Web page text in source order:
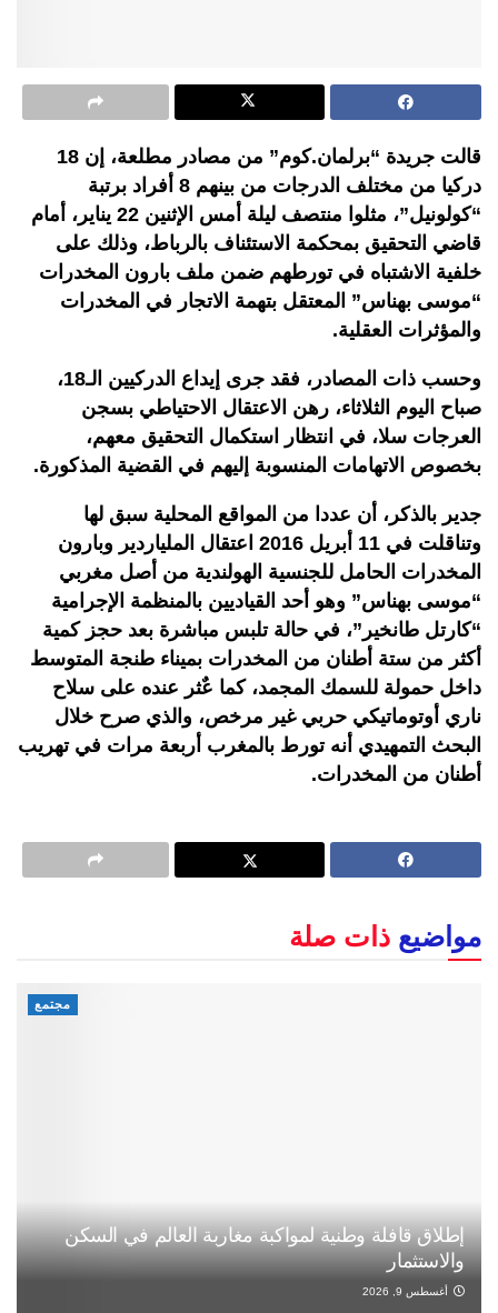
قالت جريدة “برلمان.كوم” من مصادر مطلعة، إن 18
دركيا من مختلف الدرجات من بينهم 8 أفراد برتبة
“كولونيل”، مثلوا منتصف ليلة أمس الإثنين 22 يناير، أمام
قاضي التحقيق بمحكمة الاستئناف بالرباط، وذلك على
خلفية الاشتباه في تورطهم ضمن ملف بارون المخدرات
“موسى بهناس” المعتقل بتهمة الاتجار في المخدرات
والمؤثرات العقلية.
وحسب ذات المصادر، فقد جرى إيداع الدركيين الـ18،
صباح اليوم الثلاثاء، رهن الاعتقال الاحتياطي بسجن
العرجات سلا، في انتظار استكمال التحقيق معهم،
بخصوص الاتهامات المنسوبة إليهم في القضية المذكورة.
جدير بالذكر، أن عددا من المواقع المحلية سبق لها
وتناقلت في 11 أبريل 2016 اعتقال الملياردير وبارون
المخدرات الحامل للجنسية الهولندية من أصل مغربي
“موسى بهناس” وهو أحد القياديين بالمنظمة الإجرامية
“كارتل طانخير”، في حالة تلبس مباشرة بعد حجز كمية
أكثر من ستة أطنان من المخدرات بميناء طنجة المتوسط
داخل حمولة للسمك المجمد، كما عٌثر عنده على سلاح
ناري أوتوماتيكي حربي غير مرخص، والذي صرح خلال
البحث التمهيدي أنه تورط بالمغرب أربعة مرات في تهريب
أطنان من المخدرات.
مواضيع ذات صلة
مجتمع
إطلاق قافلة وطنية لمواكبة مغاربة العالم في السكن
والاستثمار
أغسطس 9, 2026